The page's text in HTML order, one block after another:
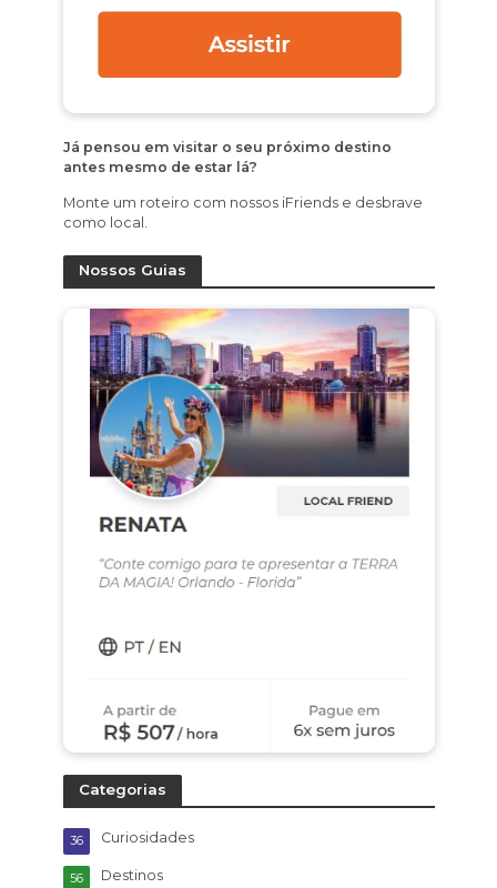
Já pensou em visitar o seu próximo destino
antes mesmo de estar lá?
Monte um roteiro com nossos iFriends e desbrave
como local.
Nossos Guias
Categorias
Curiosidades
36
Destinos
56